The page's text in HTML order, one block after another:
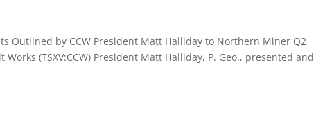
Outlined by CCW President Matt Halliday to Northern Miner Q2
(TSXV:CCW) President Matt Halliday, P. Geo., presented and